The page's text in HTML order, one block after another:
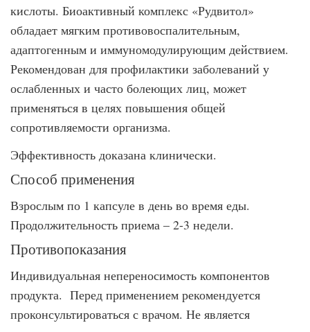
кислоты. Биоактивный комплекс «Рудвитол»
обладает мягким противовоспалительным,
адаптогенным и иммуномодулирующим действием.
Рекомендован для профилактики заболеваний у
ослабленных и часто болеющих лиц, может
применяться в целях повышения общей
сопротивляемости организма.
Эффективность доказана клинически.
Способ применения
Взрослым по 1 капсуле в день во время еды.
Продолжительность приема – 2-3 недели.
Противопоказания
Индивидуальная непереносимость компонентов
продукта. Перед применением рекомендуется
проконсультироваться с врачом. Не является